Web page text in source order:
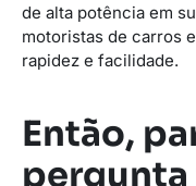
de alta potência em
motoristas de carros
rapidez e facilidade.
Então,